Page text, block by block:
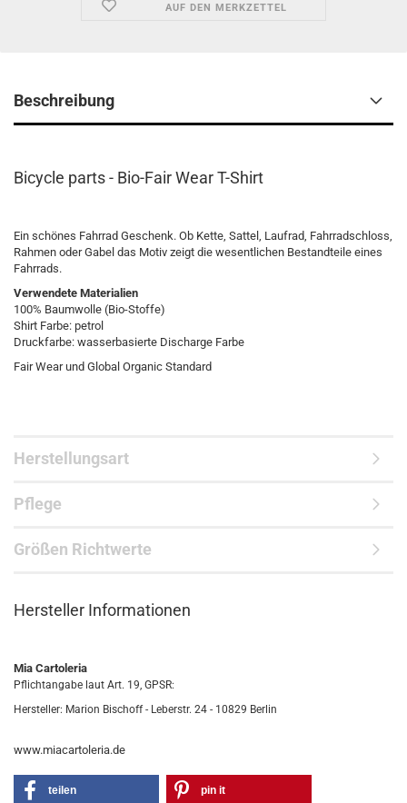
AUF DEN MERKZETTEL
Beschreibung
Bicycle parts - Bio-Fair Wear T-Shirt
Ein schönes Fahrrad Geschenk. Ob Kette, Sattel, Laufrad, Fahrradschloss,
Rahmen oder Gabel das Motiv zeigt die wesentlichen Bestandteile eines
Fahrrads.
Verwendete Materialien
100% Baumwolle (Bio-Stoffe)
Shirt Farbe: petrol
Druckfarbe: wasserbasierte Discharge Farbe
Fair Wear und Global Organic Standard
Herstellungsart
Pflege
Größen Richtwerte
Hersteller Informationen
Mia Cartoleria
Pflichtangabe laut Art. 19, GPSR:
Hersteller: Marion Bischoff - Leberstr. 24 - 10829 Berlin
www.miacartoleria.de
teilen pin it